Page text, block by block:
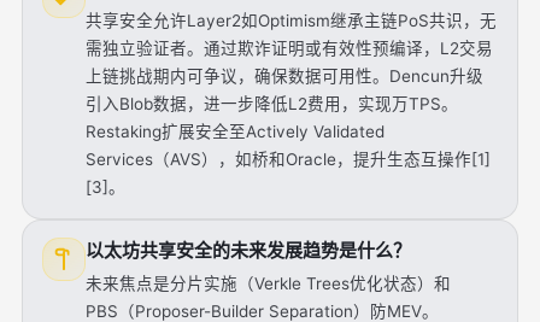
共享安全允许Layer2如Optimism继承主链PoS共识，无
需独立验证者。通过欺诈证明或有效性预编译，L2交易
上链挑战期内可争议，确保数据可用性。Dencun升级
引入Blob数据，进一步降低L2费用，实现万TPS。
Restaking扩展安全至Actively Validated
Services（AVS），如桥和Oracle，提升生态互操作[1]
[3]。
以太坊共享安全的未来发展趋势是什么？
未来焦点是分片实施（Verkle Trees优化状态）和
PBS（Proposer-Builder Separation）防MEV。